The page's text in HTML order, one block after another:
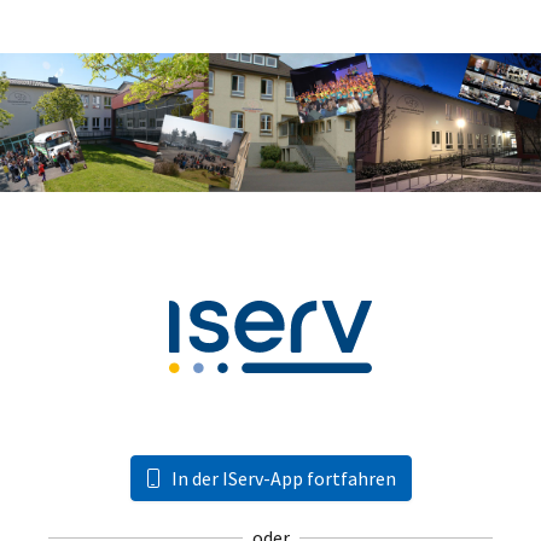
In der IServ-App fortfahren